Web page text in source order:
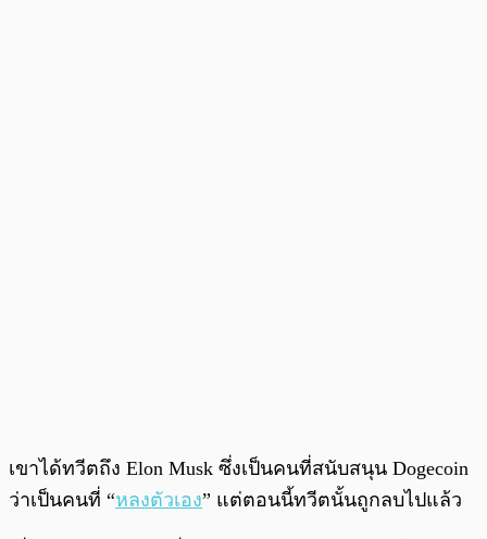
เขาได้ทวีตถึง Elon Musk ซึ่งเป็นคนที่สนับสนุน Dogecoin
ว่าเป็นคนที่ “หลงตัวเอง” แต่ตอนนี้ทวีตนั้นถูกลบไปแล้ว